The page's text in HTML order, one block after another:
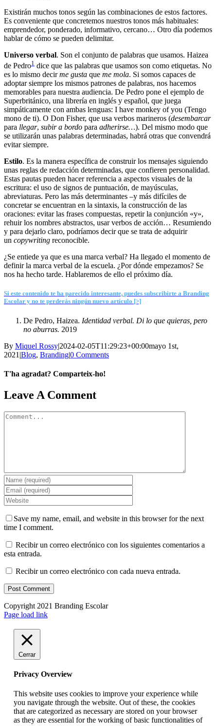
Existirán muchos tonos según las combinaciones de estos factores.
Es conveniente que concretemos nuestros tonos más habituales:
emprendedor, ponderado, informativo, cercano… Otro día podemos
hablar de cómo se pueden delimitar.
Universo verbal. Son el conjunto de palabras que usamos. Haizea
de Pedro1 dice que las palabras que usamos son como etiquetas. No
es lo mismo decirme gusta que me mola. Si somos capaces de
adoptar siempre los mismos patrones de palabras, nos hacemos
memorables para nuestra audiencia. De Pedro pone el ejemplo de
Superbritánico, una librería en inglés y español, que juega
simpáticamente con ambas lenguas: I have monkey of you (Tengo
mono de ti). O Don Fisher, que usa verbos marineros (desembarcar
para llegar, subir a bordo para adherirse…). Del mismo modo que
se utilizarán unas palabras determinadas, habrá otras que convendrá
evitar siempre.
Estilo. Es la manera específica de construir los mensajes siguiendo
unas reglas de redacción determinadas, que confieren personalidad.
Estas pautas pueden hacer referencia a aspectos visuales de la
escritura: el uso de signos de puntuación, de mayúsculas,
abreviaturas. Pero las más determinantes –y más difíciles de
concretar se encuentran en la sintaxis, la construcción de las
oraciones: evitar las frases compuestas, repetir la conjunción «y»,
rehuir los nombres abstractos, usar verbos de acción… Resumiendo
y para dejarlo claro, podríamos decir que se trata de adquirir
un copywriting reconocible.
¿Se entiede ya que es una marca verbal? Ha llegado el momento de
definir la marca verbal de la escuela. ¿Por dónde empezamos? Se
nos ha hecho tarde. Hablaremos de ello el próximo día.
Si este contenido te ha parecido interesante, puedes subscribirte a Branding
Escolar y no te perderás ningún nuevo artículo [>]
De Pedro, Haizea. Identidad verbal. Di lo que quieras, pero
no aburras. 2019
By Miquel Rossy|2024-02-05T11:29:23+00:00mayo 1st,
2021 |Blog, Branding|0 Comments
T'ha agradat? Comparteix-ho!
Facebook
X
LinkedIn
WhatsApp
Telegram
Email
Leave A Comment
Comment
Save my name, email, and website in this browser for the next
time I comment.
Recibir un correo electrónico con los siguientes comentarios a
esta entrada.
Recibir un correo electrónico con cada nueva entrada.
Copyright 2021 Branding Escolar
X
Instagram
LinkedIn
YouTube
Email
Facebook
Page load link
Cerrar
Privacy Overview
This website uses cookies to improve your experience while
you navigate through the website. Out of these, the cookies
that are categorized as necessary are stored on your browser
as they are essential for the working of basic functionalities of